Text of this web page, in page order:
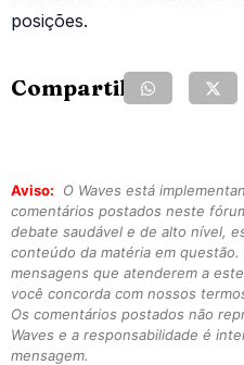
posições.
Compartilhe:
Aviso:
O Waves está
comentários postados neste
debate saudável e de alto nível,
conteúdo da matéria em questão.
mensagens que atenderem a
você concorda com nossos
Os comentários postados não
Waves e a responsabilidade é
mensagem.